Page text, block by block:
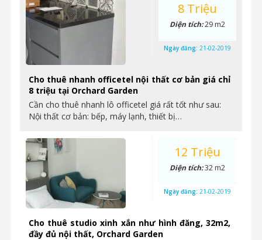
Cho thuê nhanh officetel nội thất cơ bản giá chỉ
8 triệu tại Orchard Garden
Cần cho thuê nhanh lô officetel giá rất tốt như sau:
Nội thất cơ bản: bếp, máy lạnh, thiết bị…
8 Triệu
Diện tích:29 m2
Ngày đăng: 21-02-2019
Cho thuê studio xinh xắn như hình đăng, 32m2,
đầy đủ nội thất, Orchard Garden
12 Triệu
Diện tích:32 m2
Ngày đăng: 21-02-2019